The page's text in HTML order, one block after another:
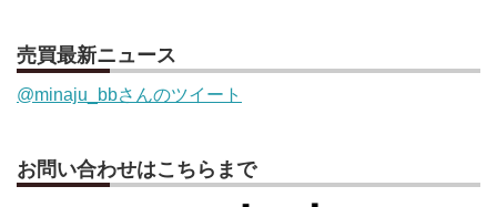
売買最新ニュース
@minaju_bbさんのツイート
お問い合わせはこちらまで